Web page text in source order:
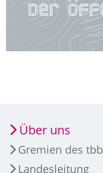
Über uns
Gremien des tbb
Landesleitung